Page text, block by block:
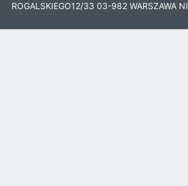
ROGALSKIEGO12/33 03-982 WARSZAWA